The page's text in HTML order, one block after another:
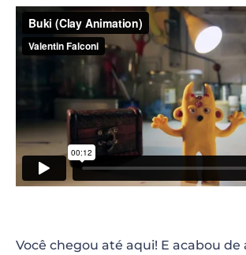
“>
Você chegou até aqui! E acabou